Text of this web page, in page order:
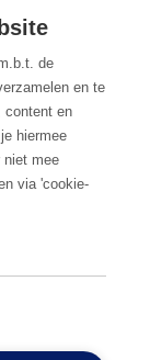
cookies
de
en te
content en
hiermee
niet mee
via 'cookie-